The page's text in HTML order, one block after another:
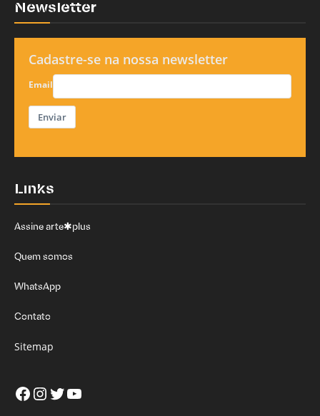
Newsletter
Cadastre-se na nossa newsletter
Email
Enviar
Links
Assine arte✱plus
Quem somos
WhatsApp
Contato
Sitemap
Facebook
Instagram
Twitter
Youtube